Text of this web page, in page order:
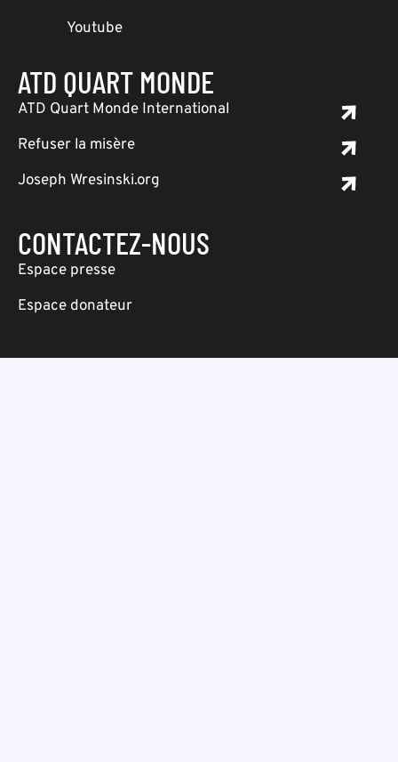
Youtube
ATD QUART MONDE
ATD Quart Monde International
Refuser la misère
Joseph Wresinski.org
CONTACTEZ-NOUS
Espace presse
Espace donateur